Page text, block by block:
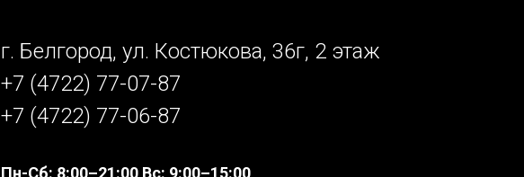
г. Белгород, ул. Костюкова, 36г, 2 этаж
+7 (4722) 77-07-87
+7 (4722) 77-06-87
Пн-Сб: 8:00–21:00 Вс: 9:00–15:00